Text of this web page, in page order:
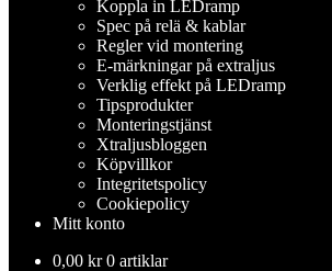
Koppla in LEDramp
Spec på relä & kablar
Regler vid montering
E-märkningar på extraljus
Verklig effekt på LEDramp
Tipsprodukter
Monteringstjänst
Xtraljusbloggen
Köpvillkor
Integritetspolicy
Cookiepolicy
Mitt konto
0,00 kr 0 artiklar